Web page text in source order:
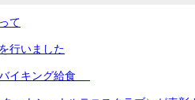
て
行いました
イキング給食